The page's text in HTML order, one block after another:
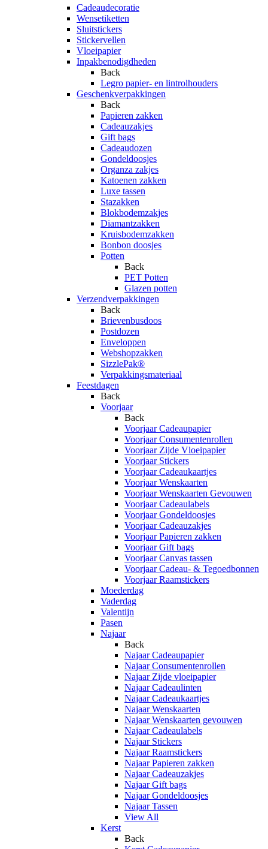
Cadeaudecoratie
Wensetiketten
Sluitstickers
Stickervellen
Vloeipapier
Inpakbenodigdheden
Back
Legro papier- en lintrolhouders
Geschenkverpakkingen
Back
Papieren zakken
Cadeauzakjes
Gift bags
Cadeaudozen
Gondeldoosjes
Organza zakjes
Katoenen zakken
Luxe tassen
Stazakken
Blokbodemzakjes
Diamantzakken
Kruisbodemzakken
Bonbon doosjes
Potten
Back
PET Potten
Glazen potten
Verzendverpakkingen
Back
Brievenbusdoos
Postdozen
Enveloppen
Webshopzakken
SizzlePak®
Verpakkingsmateriaal
Feestdagen
Back
Voorjaar
Back
Voorjaar Cadeaupapier
Voorjaar Consumentenrollen
Voorjaar Zijde Vloeipapier
Voorjaar Stickers
Voorjaar Cadeaukaartjes
Voorjaar Wenskaarten
Voorjaar Wenskaarten Gevouwen
Voorjaar Cadeaulabels
Voorjaar Gondeldoosjes
Voorjaar Cadeauzakjes
Voorjaar Papieren zakken
Voorjaar Gift bags
Voorjaar Canvas tassen
Voorjaar Cadeau- & Tegoedbonnen
Voorjaar Raamstickers
Moederdag
Vaderdag
Valentijn
Pasen
Najaar
Back
Najaar Cadeaupapier
Najaar Consumentenrollen
Najaar Zijde vloeipapier
Najaar Cadeaulinten
Najaar Cadeaukaartjes
Najaar Wenskaarten
Najaar Wenskaarten gevouwen
Najaar Cadeaulabels
Najaar Stickers
Najaar Raamstickers
Najaar Papieren zakken
Najaar Cadeauzakjes
Najaar Gift bags
Najaar Gondeldoosjes
Najaar Tassen
View All
Kerst
Back